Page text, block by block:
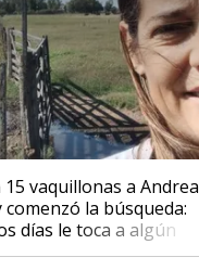
vaquillonas a Andrea
comenzó la búsqueda:
días le toca a algún